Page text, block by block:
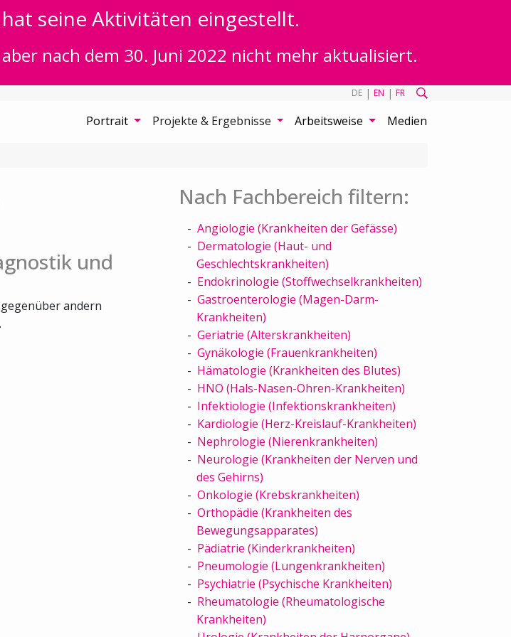
seine Aktivitäten eingestellt.
nach dem 30. Juni 2022 nicht mehr aktualisiert.
DE | EN | FR
Portrait Projekte & Ergebnisse Arbeitsweise Medien
und
andern
Nach Fachbereich filtern:
Angiologie (Krankheiten der Gefässe)
Dermatologie (Haut- und
Geschlechtskrankheiten)
Endokrinologie (Stoffwechselkrankheiten)
Gastroenterologie (Magen-Darm-
Krankheiten)
Geriatrie (Alterskrankheiten)
Gynäkologie (Frauenkrankheiten)
Hämatologie (Krankheiten des Blutes)
HNO (Hals-Nasen-Ohren-Krankheiten)
Infektiologie (Infektionskrankheiten)
Kardiologie (Herz-Kreislauf-Krankheiten)
Nephrologie (Nierenkrankheiten)
Neurologie (Krankheiten der Nerven und
des Gehirns)
Onkologie (Krebskrankheiten)
Orthopädie (Krankheiten des
Bewegungsapparates)
Pädiatrie (Kinderkrankheiten)
Pneumologie (Lungenkrankheiten)
Psychiatrie (Psychische Krankheiten)
Rheumatologie (Rheumatologische
Krankheiten)